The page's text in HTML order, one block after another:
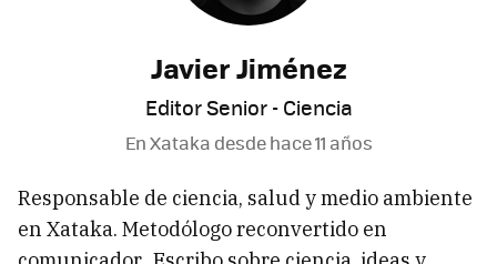
Javier Jiménez
Editor Senior - Ciencia
En Xataka desdehace 11 años
Responsable de ciencia, salud y medio ambiente
en Xataka. Metodólogo reconvertido en